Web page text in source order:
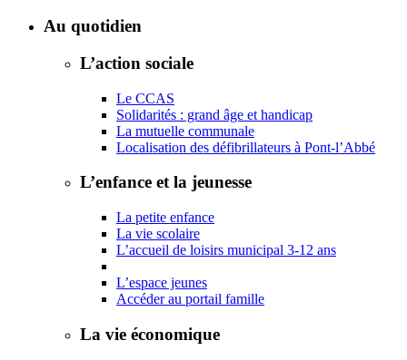
Au quotidien
L’action sociale
Le CCAS
Solidarités : grand âge et handicap
La mutuelle communale
Localisation des défibrillateurs à Pont-l’Abbé
L’enfance et la jeunesse
La petite enfance
La vie scolaire
L’accueil de loisirs municipal 3-12 ans
L’espace jeunes
Accéder au portail famille
La vie économique